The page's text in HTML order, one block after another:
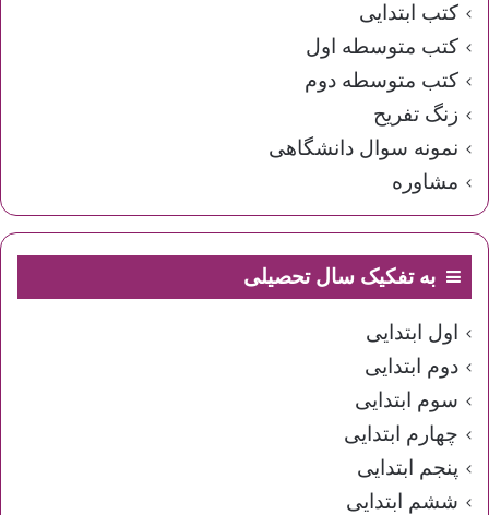
کتب ابتدایی
کتب متوسطه اول
کتب متوسطه دوم
زنگ تفریح
نمونه سوال دانشگاهی
مشاوره
به تفکیک سال تحصیلی
اول ابتدایی
دوم ابتدایی
سوم ابتدایی
چهارم ابتدایی
پنجم ابتدایی
ششم ابتدایی